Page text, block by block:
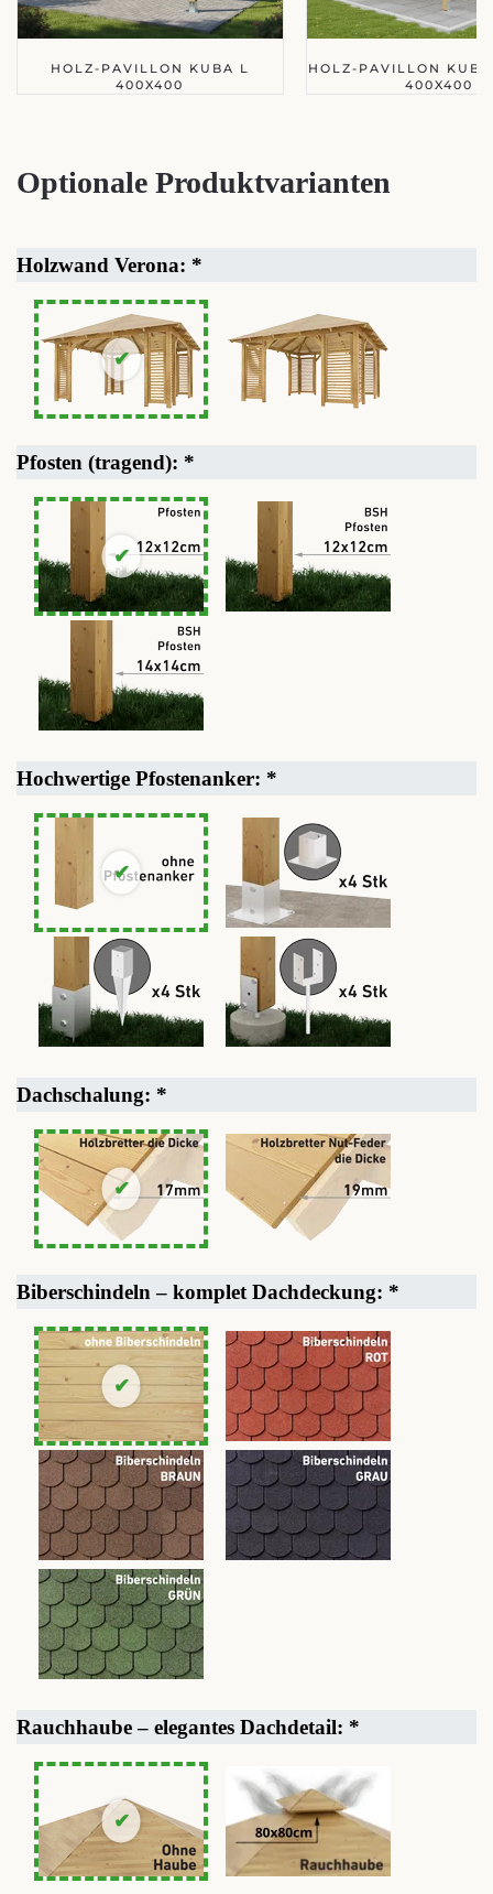
HOLZ-PAVILLON KUBA L
400X400
HOLZ-PAVILLON
400X400
Optionale Produktvarianten
Holzwand Verona: *
Pfosten (tragend): *
Hochwertige Pfostenanker: *
Dachschalung: *
Biberschindeln – komplet Dachdeckung: *
Rauchhaube – elegantes Dachdetail: *